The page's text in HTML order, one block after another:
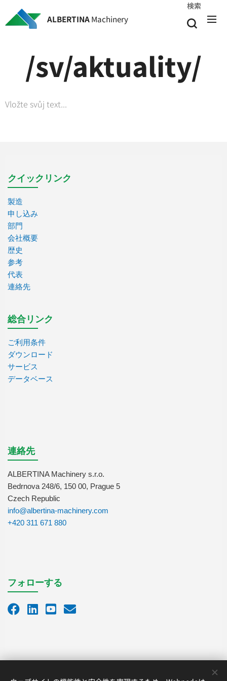
ALBERTINAMachinery
検索
/sv/aktuality/
Vložte svůj text...
クイックリンク
製造
申し込み
部門
会社概要
歴史
参考
代表
連絡先
総合リンク
ご利用条件
ダウンロード
サービス
データベース
連絡先
ALBERTINA Machinery s.r.o.
Bedrnova 248/6, 150 00, Prague 5
Czech Republic
info@albertina-machinery.com
+420 311 671 880
フォローする